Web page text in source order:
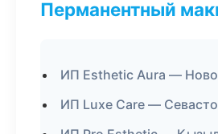
Перманентный
ИП Esthetic Aura —
ИП Luxe Care —